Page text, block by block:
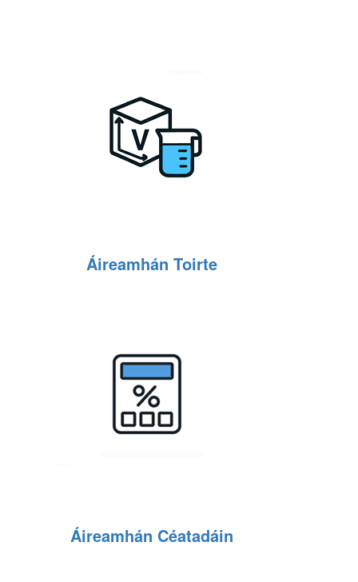
Áireamhán Toirte
Áireamhán Céatadáin